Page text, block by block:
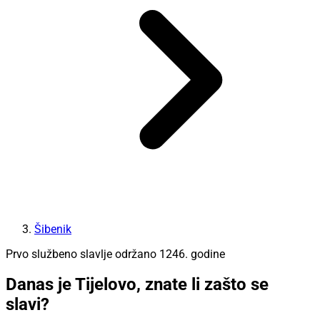
Šibenik
Prvo službeno slavlje održano 1246. godine
Danas je Tijelovo, znate li zašto se
slavi?